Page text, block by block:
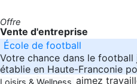
Offre
Vente d'entreprise
École de football
Votre chance dans le
établie en Haute-Franconie
vous le football, aimez